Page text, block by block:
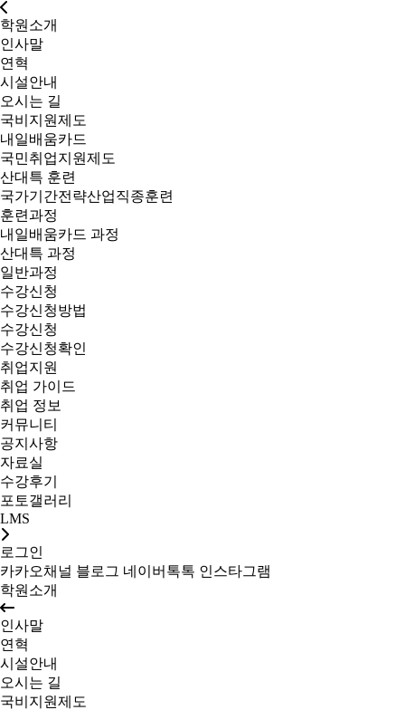
학원소개
인사말
연혁
시설안내
오시는 길
국비지원제도
내일배움카드
국민취업지원제도
산대특 훈련
국가기간전략산업직종훈련
훈련과정
내일배움카드 과정
산대특 과정
일반과정
수강신청
수강신청방법
수강신청
수강신청확인
취업지원
취업 가이드
취업 정보
커뮤니티
공지사항
자료실
수강후기
포토갤러리
LMS
로그인
카카오채널 블로그 네이버톡톡 인스타그램
학원소개
인사말
연혁
시설안내
오시는 길
국비지원제도